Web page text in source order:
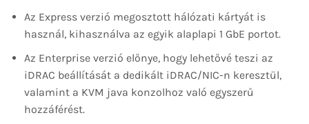
Az Express verzió megosztott hálózati kártyát is
használ, kihasználva az egyik alaplapi 1 GbE portot.
Az Enterprise verzió előnye, hogy lehetővé teszi az
iDRAC beállítását a dedikált iDRAC/NIC-n keresztül,
valamint a KVM java konzolhoz való egyszerű
hozzáférést.